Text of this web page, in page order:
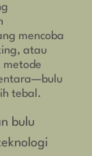
mencoba
atau
metode
tebal.
bulu